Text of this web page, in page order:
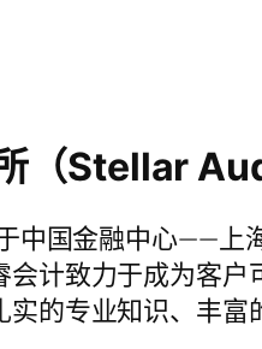
（Stellar
中国金融中心——上
计致力于成为客
的专业知识、丰